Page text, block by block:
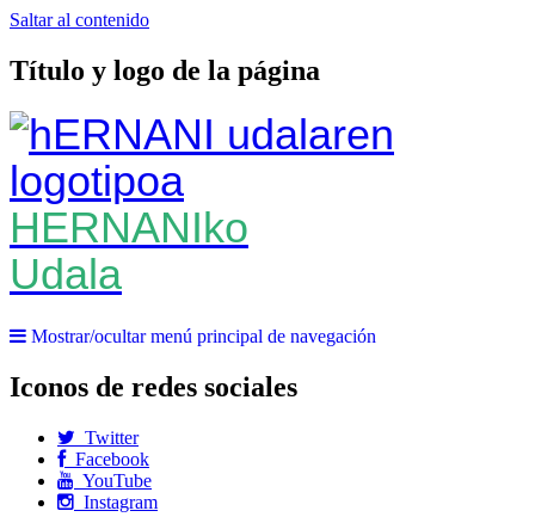
Saltar al contenido
Título y logo de la página
HERNANIko
Udala
Mostrar/ocultar menú principal de navegación
Iconos de redes sociales
Twitter
Facebook
YouTube
Instagram